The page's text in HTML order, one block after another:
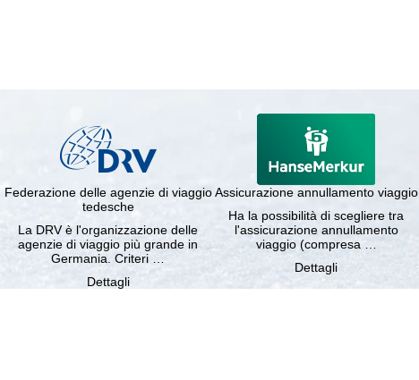
Federazione delle agenzie di viaggio
tedesche
La DRV è l'organizzazione delle
agenzie di viaggio più grande in
Germania. Criteri …
Dettagli
Assicurazione annullamento viaggio
Ha la possibilità di scegliere tra
l'assicurazione annullamento
viaggio (compresa …
Dettagli